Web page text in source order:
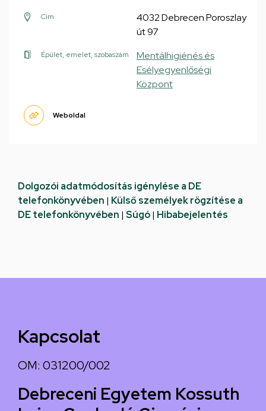
Cím
4032 Debrecen Poroszlay
út 97
Épület, emelet, szobaszám
Mentálhigiénés és
Esélyegyenlőségi
Központ
Weboldal
Dolgozói adatmódosítás igénylése a DE
telefonkönyvében | Külső személyek rögzítése a
DE telefonkönyvében | Súgó| Hibabejelentés
Kapcsolat
OM: 031200/002
Debreceni Egyetem Kossuth